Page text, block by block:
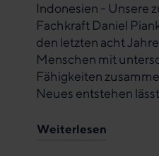
Indonesien - Unsere
Fachkraft Daniel
den letzten acht
Menschen mit
Fähigkeiten
Neues entstehen
Weiterlesen